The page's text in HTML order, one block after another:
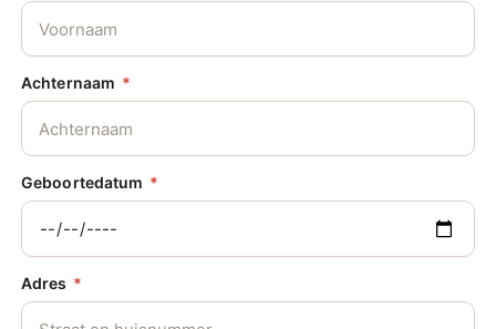
Achternaam
Geboortedatum
Adres